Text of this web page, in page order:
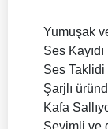
Yumuşak
Ses Kayıdı
Ses Taklidi
Şarjlı
Kafa
Sevimli ve